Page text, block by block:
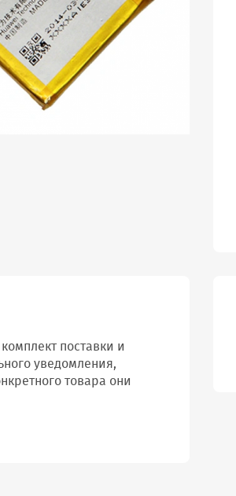
поставки и
уведомления,
товара они